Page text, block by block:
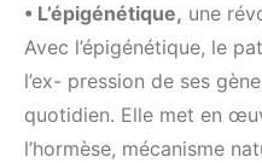
• L’épigénétique, une
Avec l’épigénétique, le
l’ex- pression de ses
quotidien. Elle met en
l’hormèse, mécanisme